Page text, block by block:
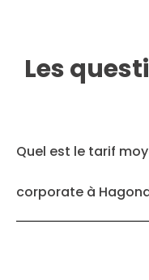
Les
Quel est le tarif
corporate à